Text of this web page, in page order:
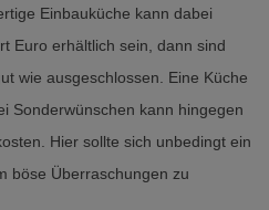
Einbauküche kann dabei
Euro erhältlich sein, dann sind
wie ausgeschlossen. Eine Küche
Sonderwünschen kann hingegen
Hier sollte sich unbedingt ein
böse Überraschungen zu